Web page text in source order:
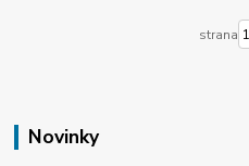
Novinky
strana